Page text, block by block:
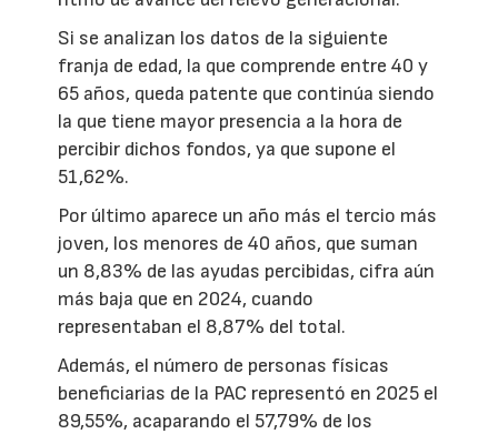
Si se analizan los datos de la siguiente
franja de edad, la que comprende entre 40 y
65 años, queda patente que continúa siendo
la que tiene mayor presencia a la hora de
percibir dichos fondos, ya que supone el
51,62%.
Por último aparece un año más el tercio más
joven, los menores de 40 años, que suman
un 8,83% de las ayudas percibidas, cifra aún
más baja que en 2024, cuando
representaban el 8,87% del total.
Además, el número de personas físicas
beneficiarias de la PAC representó en 2025 el
89,55%, acaparando el 57,79% de los